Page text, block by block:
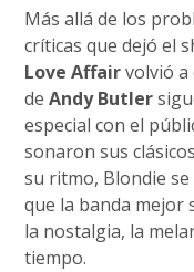
Más allá de los
críticas que dejó el
Love Affairvolvió
deAndy Butler
especial con el
sonaron sus
su ritmo, Blondie
que la banda mejor
la nostalgia, la
tiempo.